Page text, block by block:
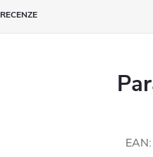
RECENZE
EAN: